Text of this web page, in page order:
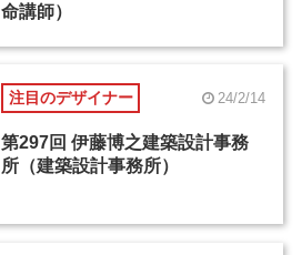
命講師）
注目のデザイナー 24/2/14
第297回 伊藤博之建築設計事務
所（建築設計事務所）